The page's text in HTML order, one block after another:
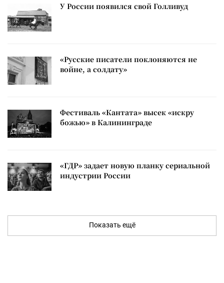
У России появился свой Голливуд
«Русские писатели поклоняются не
войне, а солдату»
Фестиваль «Кантата» высек «искру
божью» в Калининграде
«ГДР» задает новую планку сериальной
индустрии России
Показать ещё